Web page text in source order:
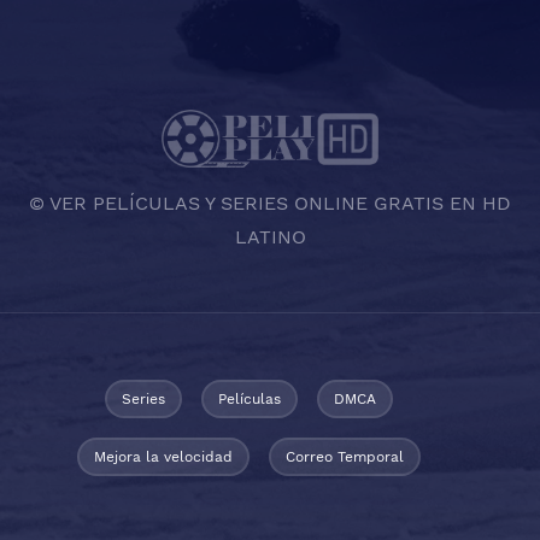
© VER PELÍCULAS Y SERIES ONLINE GRATIS EN HD
LATINO
Series Películas DMCA
Mejora la velocidad Correo Temporal